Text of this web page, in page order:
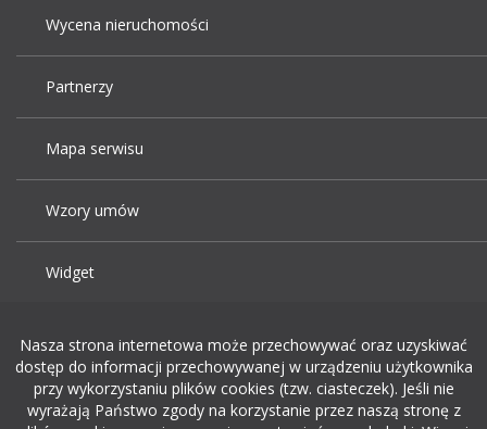
Wycena nieruchomości
Partnerzy
Mapa serwisu
Wzory umów
Widget
Dodaj ogłoszenie o pracę
Nasza strona internetowa może przechowywać oraz uzyskiwać
dostęp do informacji przechowywanej w urządzeniu użytkownika
przy wykorzystaniu plików cookies (tzw. ciasteczek). Jeśli nie
wyrażają Państwo zgody na korzystanie przez naszą stronę z